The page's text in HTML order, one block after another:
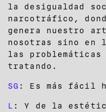
la desigualdad
narcotráfico,
genera nuestro
nosotras sino en
las problemáticas
tratando.
SG : Es más fácil
L : Y de la